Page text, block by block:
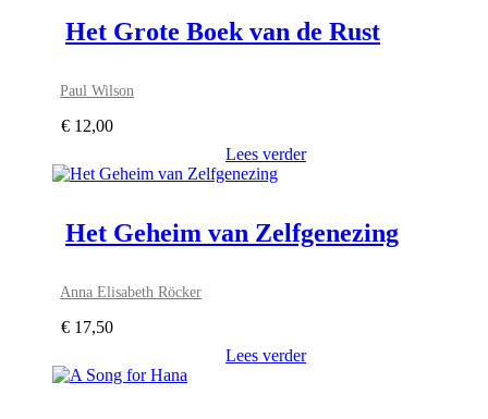
Het Grote Boek van de Rust
Paul Wilson
€ 12,00
Lees verder
Het Geheim van Zelfgenezing
Anna Elisabeth Röcker
€ 17,50
Lees verder